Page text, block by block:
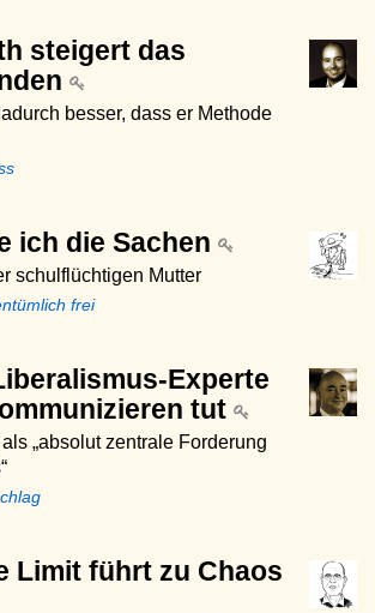
steigert das
besser, dass er Methode
ich die Sachen
schulflüchtigen Mutter
frei
Experte
tut
„absolut zentrale Forderung
Limit führt zu Chaos